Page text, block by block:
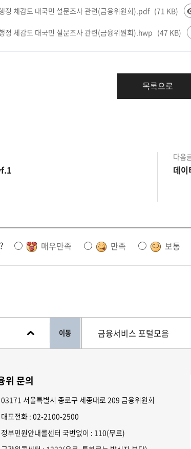
정 체감도 대국민 설문조사 관련(금융위원회).pdf (71 KB)
정 체감도 대국민 설문조사 관련(금융위원회).hwp (47 KB)
목록으로
다음
데
매우만족 만족 보통
이동
위 문의
03171 서울특별시 종로구 세종대로 209 금융위원회
대표전화 : 02-2100-2500
정부민원안내콜센터 국번없이 : 110(무료)